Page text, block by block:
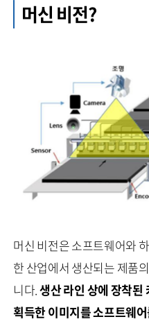
머신 비전?
머신 비전은 소프트웨어와
한 산업에서 생산되는 제품
니다.생산 라인 상에 장착된
획득한 이미지를 소프트웨